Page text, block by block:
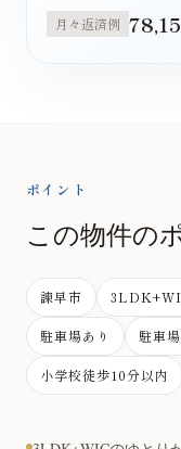
月々返済例
ポイント
この物件の
諫早市
駐車場あり 駐車
小学校徒歩10分以内